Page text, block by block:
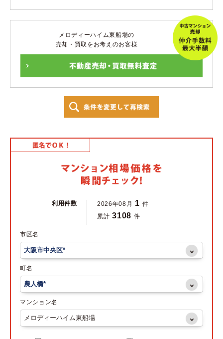
メロディーハイム東船場の
売却・買取をお考えのお客様
利用件数 2026年08月 1 件
累計 3108 件
市区名
町名
マンション名